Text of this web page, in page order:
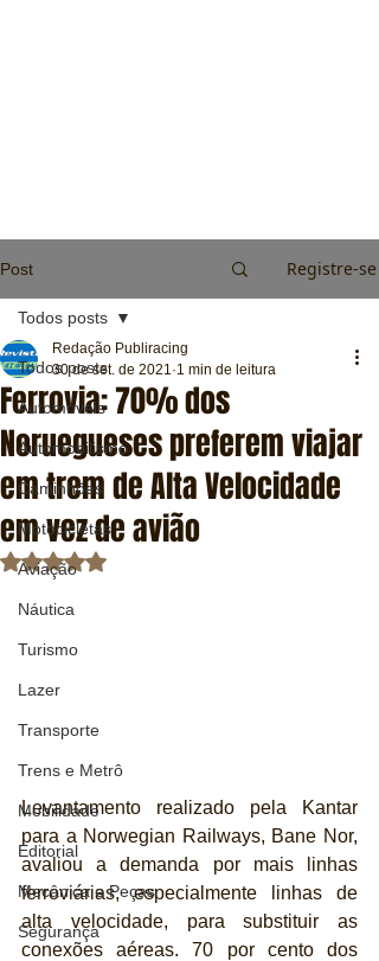
Post Registre-se
Todos posts
Automóveis
Automobilismo
Caminhões
Motocicletas
Aviação
Náutica
Turismo
Lazer
Transporte
Trens e Metrô
Mobilidade
Editorial
Mecânica e Peças
Segurança
Todos posts
Ferrovia: 70% dos
Noruegueses preferem viajar
em trem de Alta Velocidade
em vez de avião
Redação Publiracing
30 de set. de 2021 1 min de leitura
Avaliado com NaN de 5 estrelas.
Levantamento realizado pela Kantar
para a Norwegian Railways, Bane Nor,
avaliou a demanda por mais linhas
ferroviárias, especialmente linhas de
alta velocidade, para substituir as
conexões aéreas. 70 por cento dos